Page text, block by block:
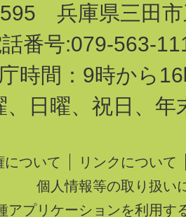
兵庫県三田市
番号:079-563-
時間：9時から
、日曜、祝日、年
について
リンクについて
個人情報等の取り扱い
アプリケーションを利用す